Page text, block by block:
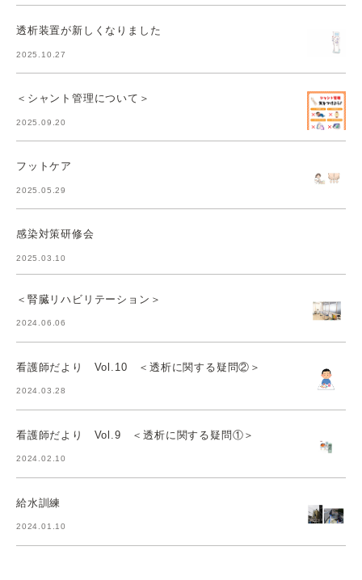
透析装置が新しくなりました
2025.10.27
＜シャント管理について＞
2025.09.20
フットケア
2025.05.29
感染対策研修会
2025.03.10
＜腎臓リハビリテーション＞
2024.06.06
看護師だより Vol.10 ＜透析に関する疑問②＞
2024.03.28
看護師だより Vol.9 ＜透析に関する疑問①＞
2024.02.10
給水訓練
2024.01.10